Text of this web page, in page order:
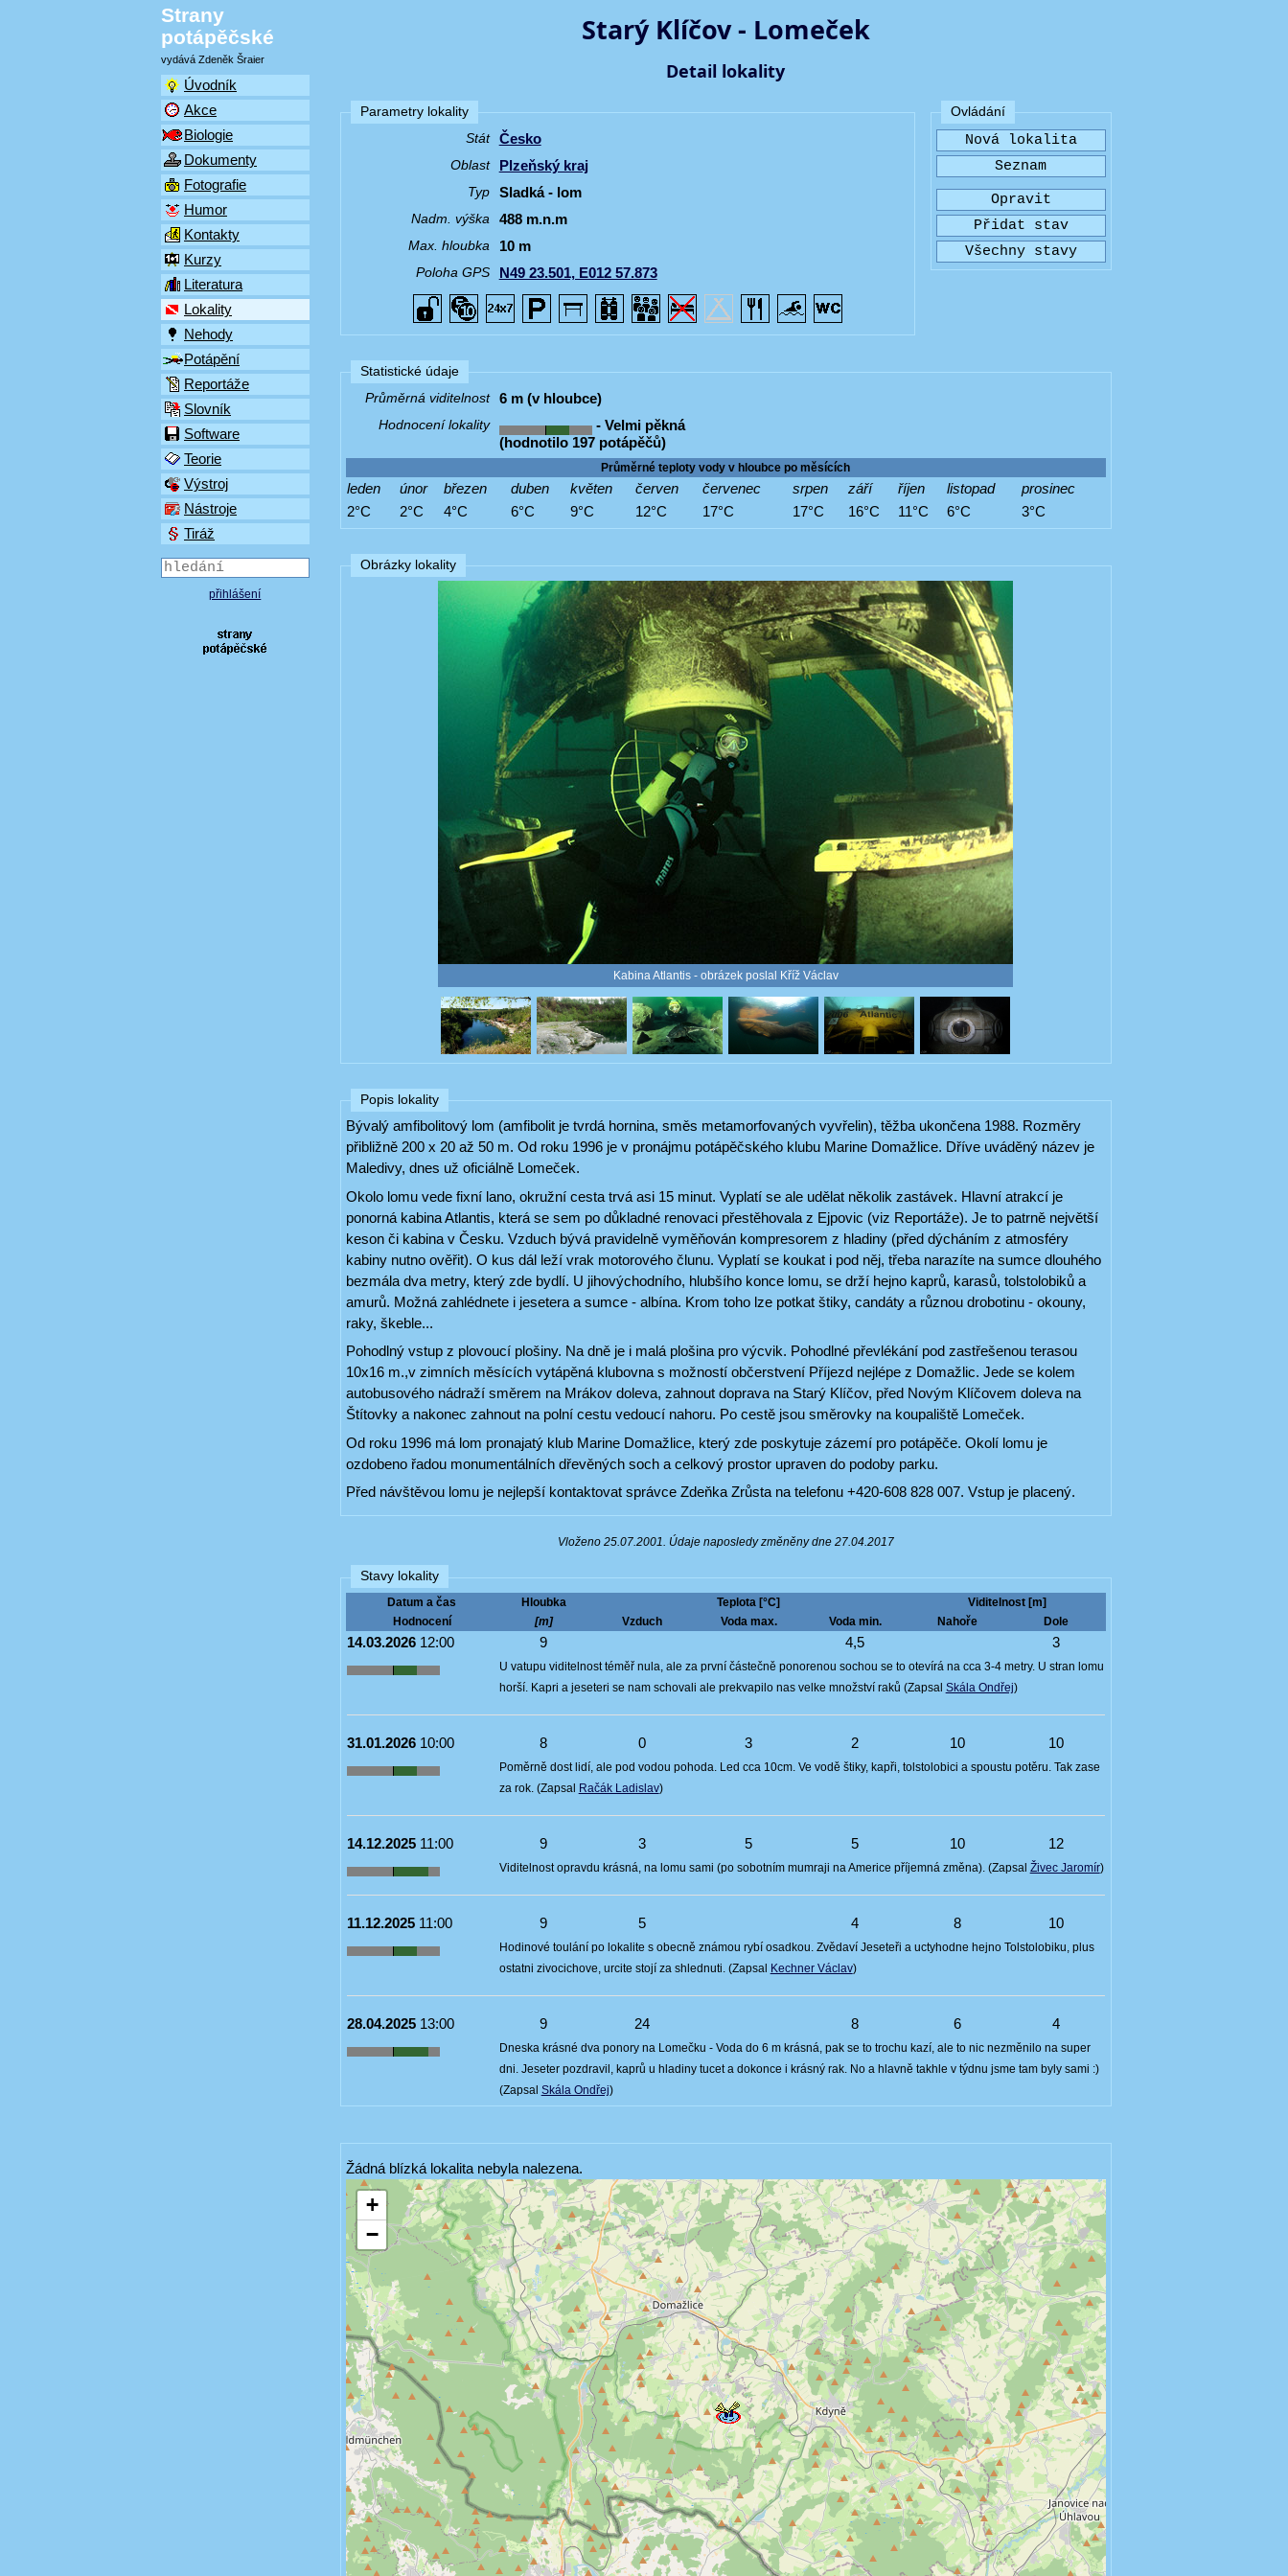
Strany
potápěčské
vydává Zdeněk Šraier
Úvodník
Akce
Biologie
Dokumenty
Fotografie
Humor
Kontakty
Kurzy
Literatura
Lokality
Nehody
Potápění
Reportáže
Slovník
Software
Teorie
Výstroj
Nástroje
Tiráž
přihlášení
Starý Klíčov - Lomeček
Detail lokality
Ovládání
Parametry lokality
Stát
Česko
Oblast Plzeňský kraj
Typ Sladká - lom
Nadm. výška 488 m.n.m
Max. hloubka 10 m
Poloha GPS N49 23.501, E012 57.873
Statistické údaje
Průměrná viditelnost
6 m (v hloubce)
Hodnocení lokality
- Velmi pěkná
(hodnotilo 197 potápěčů)
Průměrné teploty vody v hloubce po měsících
leden únor březen duben květen červen červenec srpen září říjen listopad
prosinec
2°C
2°C 4°C 6°C 9°C 12°C 17°C 17°C 16°C 11°C 6°C 3°C
Obrázky lokality
Kabina Atlantis - obrázek poslal Kříž Václav
Popis lokality
Bývalý amfibolitový lom (amfibolit je tvrdá hornina, směs metamorfovaných vyvřelin), těžba ukončena 1988. Rozměry
přibližně 200 x 20 až 50 m. Od roku 1996 je v pronájmu potápěčského klubu Marine Domažlice. Dříve uváděný název je
Maledivy, dnes už oficiálně Lomeček.
Okolo lomu vede fixní lano, okružní cesta trvá asi 15 minut. Vyplatí se ale udělat několik zastávek. Hlavní atrakcí je
ponorná kabina Atlantis, která se sem po důkladné renovaci přestěhovala z Ejpovic (viz Reportáže). Je to patrně největší
keson či kabina v Česku. Vzduch bývá pravidelně vyměňován kompresorem z hladiny (před dýcháním z atmosféry
kabiny nutno ověřit). O kus dál leží vrak motorového člunu. Vyplatí se koukat i pod něj, třeba narazíte na sumce dlouhého
bezmála dva metry, který zde bydlí. U jihovýchodního, hlubšího konce lomu, se drží hejno kaprů, karasů, tolstolobiků a
amurů. Možná zahlédnete i jesetera a sumce - albína. Krom toho lze potkat štiky, candáty a různou drobotinu - okouny,
raky, škeble...
Pohodlný vstup z plovoucí plošiny. Na dně je i malá plošina pro výcvik. Pohodlné převlékání pod zastřešenou terasou
10x16 m.,v zimních měsících vytápěná klubovna s možností občerstvení Příjezd nejlépe z Domažlic. Jede se kolem
autobusového nádraží směrem na Mrákov doleva, zahnout doprava na Starý Klíčov, před Novým Klíčovem doleva na
Štítovky a nakonec zahnout na polní cestu vedoucí nahoru. Po cestě jsou směrovky na koupaliště Lomeček.
Od roku 1996 má lom pronajatý klub Marine Domažlice, který zde poskytuje zázemí pro potápěče. Okolí lomu je
ozdobeno řadou monumentálních dřevěných soch a celkový prostor upraven do podoby parku.
Před návštěvou lomu je nejlepší kontaktovat správce Zdeňka Zrůsta na telefonu +420-608 828 007. Vstup je placený.
Vloženo 25.07.2001. Údaje naposledy změněny dne 27.04.2017
Stavy lokality
Datum a čas Hloubka Teplota [°C]
Viditelnost [m]
Hodnocení
[m] Vzduch Voda max. Voda min. Nahoře Dole
14.03.202612:00 9 4,5 3
U vatupu viditelnost téměř nula, ale za první částečně ponorenou sochou se to otevírá na cca 3-4 metry. U stran lomu
horší. Kapri a jeseteri se nam schovali ale prekvapilo nas velke množství raků (Zapsal Skála Ondřej)
31.01.202610:00 8 0 3 2 10 10
Poměrně dost lidí, ale pod vodou pohoda. Led cca 10cm. Ve vodě štiky, kapři, tolstolobici a spoustu potěru. Tak zase
za rok. (Zapsal Račák Ladislav)
14.12.202511:00 9 3 5 5 10 12
Viditelnost opravdu krásná, na lomu sami (po sobotním mumraji na Americe příjemná změna). (Zapsal Živec Jaromír)
11.12.202511:00 9 5 4 8 10
Hodinové toulání po lokalite s obecně známou rybí osadkou. Zvědaví Jeseteři a uctyhodne hejno Tolstolobiku, plus
ostatni zivocichove, urcite stojí za shlednuti. (Zapsal Kechner Václav)
28.04.202513:00 9 24 8 6 4
Dneska krásné dva ponory na Lomečku - Voda do 6 m krásná, pak se to trochu kazí, ale to nic nezměnilo na super
dni. Jeseter pozdravil, kaprů u hladiny tucet a dokonce i krásný rak. No a hlavně takhle v týdnu jsme tam byly sami :)
(Zapsal Skála Ondřej)
Žádná blízká lokalita nebyla nalezena.